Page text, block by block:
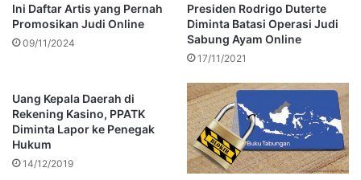
Ini Daftar Artis yang Pernah
Promosikan Judi Online
09/11/2024
Presiden Rodrigo Duterte
Diminta Batasi Operasi Judi
Sabung Ayam Online
17/11/2021
Uang Kepala Daerah di
Rekening Kasino, PPATK
Diminta Lapor ke Penegak
Hukum
14/12/2019